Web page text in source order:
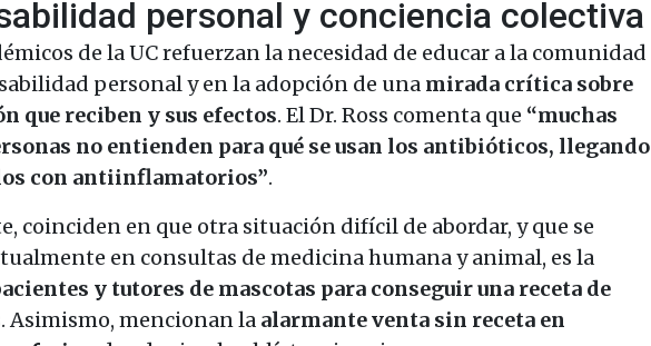
personal y conciencia colectiva
de la UC refuerzan la necesidad de educar a la comunidad
personal y en la adopción de una mirada crítica sobre
que reciben y sus efectos. El Dr. Ross comenta que “muchas
no entienden para qué se usan los antibióticos, llegando
con antiinflamatorios”.
coinciden en que otra situación difícil de abordar, y que se
en consultas de medicina humana y animal, es la
y tutores de mascotas para conseguir una receta de
. Asimismo, mencionan la alarmante venta sin receta en